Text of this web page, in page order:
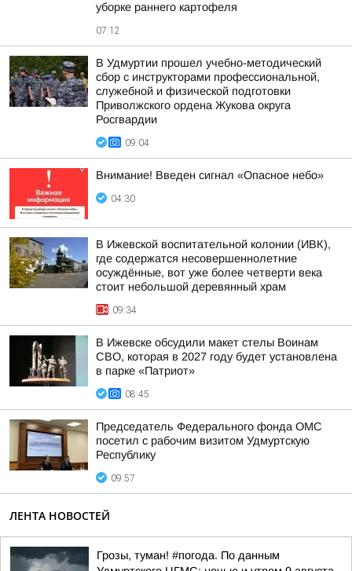
уборке раннего картофеля
07:12
В Удмуртии прошел учебно-методический
сбор с инструкторами профессиональной,
служебной и физической подготовки
Приволжского ордена Жукова округа
Росгвардии
09:04
Внимание! Введен сигнал «Опасное небо»
04:30
В Ижевской воспитательной колонии (ИВК),
где содержатся несовершеннолетние
осуждённые, вот уже более четверти века
стоит небольшой деревянный храм
09:34
В Ижевске обсудили макет стелы Воинам
СВО, которая в 2027 году будет установлена
в парке «Патриот»
08:45
Председатель Федерального фонда ОМС
посетил с рабочим визитом Удмуртскую
Республику
09:57
ЛЕНТА НОВОСТЕЙ
Грозы, туман! #погода. По данным